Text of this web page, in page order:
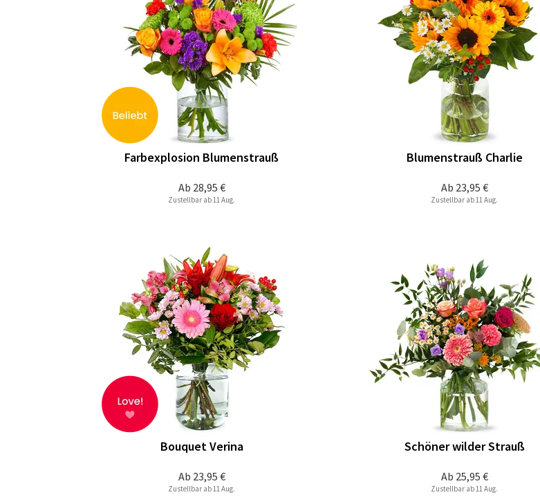
Ab 28,95 €
Farbexplosion Blumenstrauß
Zustellbar ab 11 Aug.
Ab 23,95 €
Blumenstrauß Charlie
Zustellbar ab 11 Aug.
Ab 23,95 €
Bouquet Verina
Zustellbar ab 11 Aug.
Ab 25,95 €
Schöner wilder Strauß
Zustellbar ab 11 Aug.